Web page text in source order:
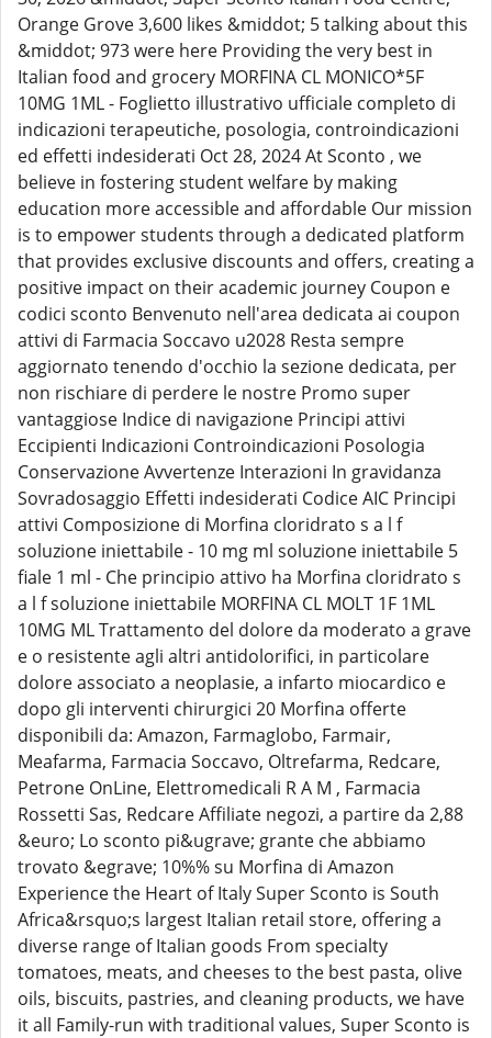
Orange Grove 3,600 likes &middot; 5 talking about this
&middot; 973 were here Providing the very best in
Italian food and grocery MORFINA CL MONICO*5F
10MG 1ML - Foglietto illustrativo ufficiale completo di
indicazioni terapeutiche, posologia, controindicazioni
ed effetti indesiderati Oct 28, 2024 At Sconto , we
believe in fostering student welfare by making
education more accessible and affordable Our mission
is to empower students through a dedicated platform
that provides exclusive discounts and offers, creating a
positive impact on their academic journey Coupon e
codici sconto Benvenuto nell'area dedicata ai coupon
attivi di Farmacia Soccavo u2028 Resta sempre
aggiornato tenendo d'occhio la sezione dedicata, per
non rischiare di perdere le nostre Promo super
vantaggiose Indice di navigazione Principi attivi
Eccipienti Indicazioni Controindicazioni Posologia
Conservazione Avvertenze Interazioni In gravidanza
Sovradosaggio Effetti indesiderati Codice AIC Principi
attivi Composizione di Morfina cloridrato s a l f
soluzione iniettabile - 10 mg ml soluzione iniettabile 5
fiale 1 ml - Che principio attivo ha Morfina cloridrato s
a l f soluzione iniettabile MORFINA CL MOLT 1F 1ML
10MG ML Trattamento del dolore da moderato a grave
e o resistente agli altri antidolorifici, in particolare
dolore associato a neoplasie, a infarto miocardico e
dopo gli interventi chirurgici 20 Morfina offerte
disponibili da: Amazon, Farmaglobo, Farmair,
Meafarma, Farmacia Soccavo, Oltrefarma, Redcare,
Petrone OnLine, Elettromedicali R A M , Farmacia
Rossetti Sas, Redcare Affiliate negozi, a partire da 2,88
&euro; Lo sconto pi&ugrave; grante che abbiamo
trovato &egrave; 10%% su Morfina di Amazon
Experience the Heart of Italy Super Sconto is South
Africa&rsquo;s largest Italian retail store, offering a
diverse range of Italian goods From specialty
tomatoes, meats, and cheeses to the best pasta, olive
oils, biscuits, pastries, and cleaning products, we have
it all Family-run with traditional values, Super Sconto is